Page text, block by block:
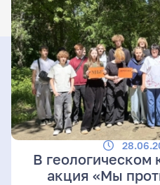
В геологическом
акция «Мы